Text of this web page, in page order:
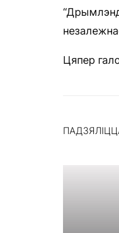
Цяпер